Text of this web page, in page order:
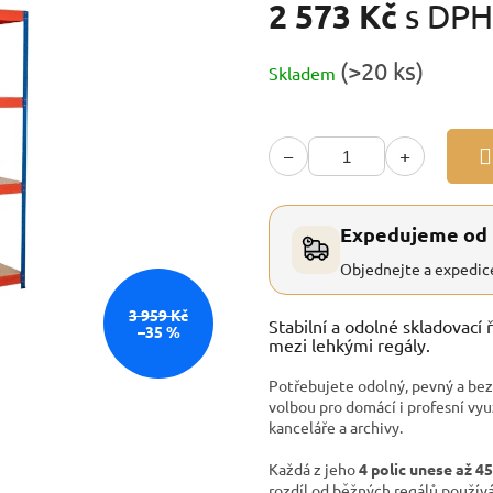
3 959 Kč
–35 %
2 573 Kč s DPH
cena:
Skladem (>20 ks)
− +
Expedujeme od
Objednejte a
Stabilní a odolné
mezi lehkými regály.
Potřebujete odolný, pevný a
volbou pro domácí i profesní
kanceláře a archivy.
Každá z jeho4 polic unese až